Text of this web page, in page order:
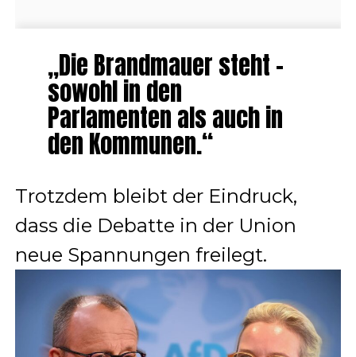
„Die Brandmauer steht –
sowohl in den
Parlamenten als auch in
den Kommunen.“
Trotzdem bleibt der Eindruck,
dass die Debatte in der Union
neue Spannungen freilegt.